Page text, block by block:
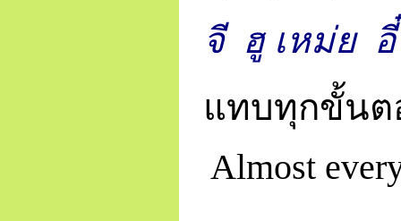
จี ฮู เหม่ย อี๋
แทบทุกขั้นต
Almost